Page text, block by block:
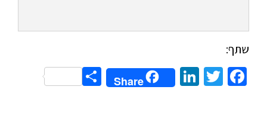
שתף:
Facebook
Twitter
LinkedIn
Share
Share